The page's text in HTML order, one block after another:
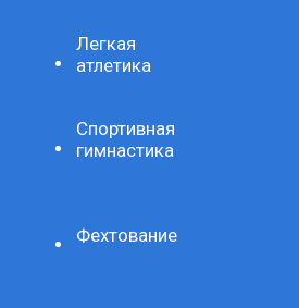
Легкая
атлетика
Спортивная
гимнастика
Фехтование